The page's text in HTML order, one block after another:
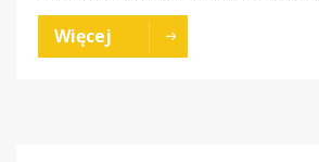
Więcej